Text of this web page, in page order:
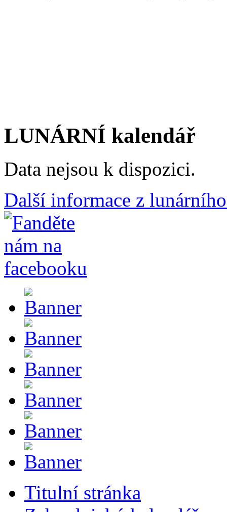
LUNÁRNÍ kalendář
Data nejsou k dispozici.
Další informace z
Titulní stránka